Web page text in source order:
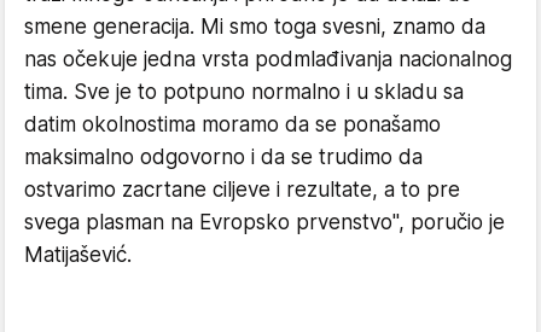
smene generacija. Mi smo toga svesni, znamo da
nas očekuje jedna vrsta podmlađivanja nacionalnog
tima. Sve je to potpuno normalno i u skladu sa
datim okolnostima moramo da se ponašamo
maksimalno odgovorno i da se trudimo da
ostvarimo zacrtane ciljeve i rezultate, a to pre
svega plasman na Evropsko prvenstvo", poručio je
Matijašević.